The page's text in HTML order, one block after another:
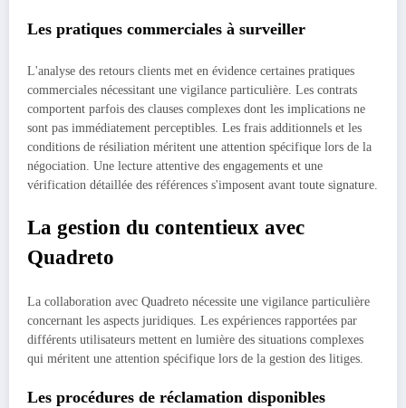
Les pratiques commerciales à surveiller
L'analyse des retours clients met en évidence certaines pratiques
commerciales nécessitant une vigilance particulière. Les contrats
comportent parfois des clauses complexes dont les implications ne
sont pas immédiatement perceptibles. Les frais additionnels et les
conditions de résiliation méritent une attention spécifique lors de la
négociation. Une lecture attentive des engagements et une
vérification détaillée des références s'imposent avant toute signature.
La gestion du contentieux avec
Quadreto
La collaboration avec Quadreto nécessite une vigilance particulière
concernant les aspects juridiques. Les expériences rapportées par
différents utilisateurs mettent en lumière des situations complexes
qui méritent une attention spécifique lors de la gestion des litiges.
Les procédures de réclamation disponibles